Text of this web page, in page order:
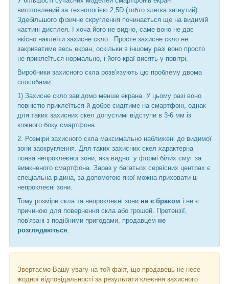
виготовлений за технологією 2,5D (тобто злегка загнутий).
Здебільшого фізичне скруглення починається ще на видимій
частині дисплея. І хоча його не видно, саме воно не дає
якісно наклеїти захисне скло.
Просте захисне скло не
закриватиме весь екран, оскільки в іншому разі воно просто
не приклеїться нормально, і його краї висять у повітрі.
Виробники захисного скла розв'язують цю проблему двома
способами:
1) Захисне скло завідомо менше екрана. У цьому разі воно
повністю приклеїться й добре сидітиме на смартфоні, однак
для таких захисних скел допустимі відступи в 3-6 мм із
кожного боку смартфона.
2. Розміри захисного скла максимально наближені до видимої
зони заокруглення. Для таких захисних скел характерна
поява непроклеєної зони, яка видно у формі білих смуг за
вимкненого смартфона. Зараз у багатьох сервісних центрах є
спеціальна рідина, за допомогою якої можна приховати ці
непроклеєні зони.
Тому розміри скла та непроклеєні зони не є браком і не є
причиною для повернення скла або грошей. Претензії
пов'язані з подібними пригодами продавцем не
розглядаються
Звертаємо Вашу увагу на той факт, що продавець не несе
жодної відповідальності за результати клеєння захисного